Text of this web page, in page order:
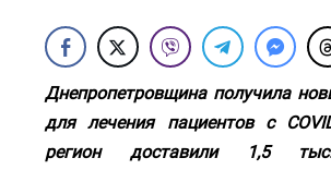
Днепропетровщина получила
для лечения пациентов с
регион доставили 1,5